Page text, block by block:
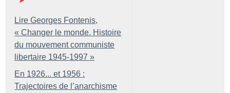
Lire Georges Fontenis,
« Changer le monde. Histoire
du mouvement communiste
libertaire 1945-1997 »
En 1926... et 1956 :
Trajectoires de l’anarchisme